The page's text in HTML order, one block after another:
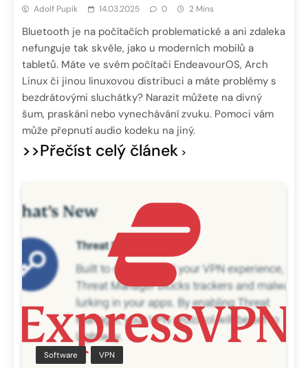
Adolf Pupík 14.03.2025 0 2 Mins
Bluetooth je na počítačích problematické a ani zdaleka
nefunguje tak skvěle, jako u moderních mobilů a
tabletů. Máte ve svém počítači EndeavourOS, Arch
Linux či jinou linuxovou distribuci a máte problémy s
bezdrátovými sluchátky? Narazit můžete na divný
šum, praskání nebo vynechávání zvuku. Pomoci vám
může přepnutí audio kodeku na jiný.
>>Přečíst celý článek
Software VPN